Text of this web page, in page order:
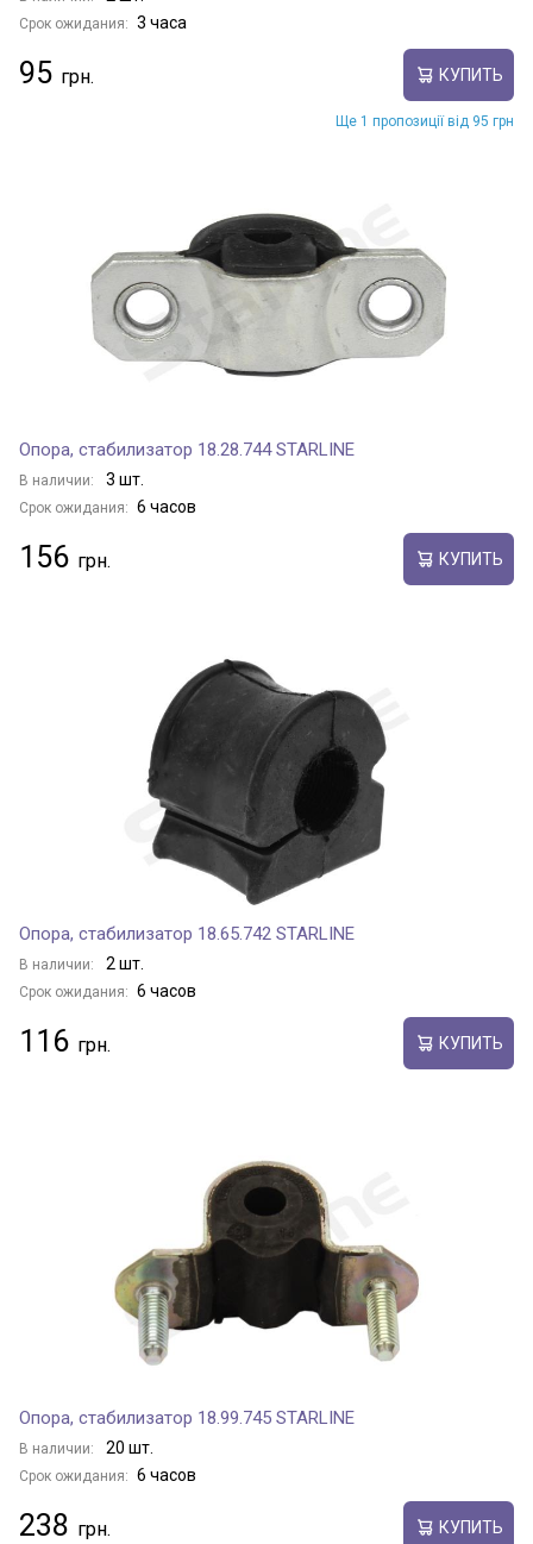
Срок ожидания: 3 часа
95 КУПИТЬ
Ще 1 пропозиції від 95 грн
Опора, стабилизатор 18.28.744 STARLINE
В наличии: 3 шт.
Срок ожидания: 6 часов
156 КУПИТЬ
Опора, стабилизатор 18.65.742 STARLINE
В наличии: 2 шт.
Срок ожидания: 6 часов
116 КУПИТЬ
Опора, стабилизатор 18.99.745 STARLINE
В наличии: 20 шт.
Срок ожидания: 6 часов
238 КУПИТЬ